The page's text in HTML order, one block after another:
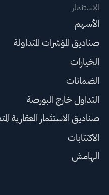
الاستثمار
الأسهم
صناديق المؤشرات المتداولة
الخيارات
الضمانات
التداول خارج البورصة
صناديق الاستثمار العقارية
الاكتتابات
الهامش